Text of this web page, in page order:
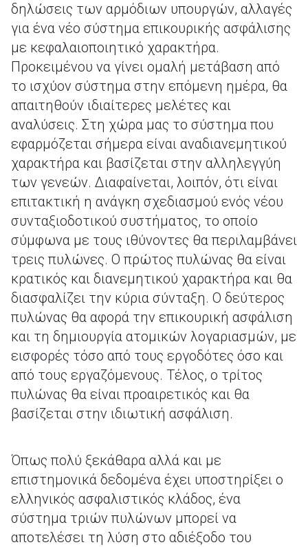
δηλώσεις των αρμόδιων υπουργών, αλλαγές
για ένα νέο σύστημα επικουρικής ασφάλισης
με κεφαλαιοποιητικό χαρακτήρα.
Προκειμένου να γίνει ομαλή μετάβαση από
το ισχύον σύστημα στην επόμενη ημέρα, θα
απαιτηθούν ιδιαίτερες μελέτες και
αναλύσεις. Στη χώρα μας το σύστημα που
εφαρμόζεται σήμερα είναι αναδιανεμητικού
χαρακτήρα και βασίζεται στην αλληλεγγύη
των γενεών. Διαφαίνεται, λοιπόν, ότι είναι
επιτακτική η ανάγκη σχεδιασμού ενός νέου
συνταξιοδοτικού συστήματος, το οποίο
σύμφωνα με τους ιθύνοντες θα περιλαμβάνει
τρεις πυλώνες. Ο πρώτος πυλώνας θα είναι
κρατικός και διανεμητικού χαρακτήρα και θα
διασφαλίζει την κύρια σύνταξη. Ο δεύτερος
πυλώνας θα αφορά την επικουρική ασφάλιση
και τη δημιουργία ατομικών λογαριασμών, με
εισφορές τόσο από τους εργοδότες όσο και
από τους εργαζόμενους. Τέλος, ο τρίτος
πυλώνας θα είναι προαιρετικός και θα
βασίζεται στην ιδιωτική ασφάλιση.
Όπως πολύ ξεκάθαρα αλλά και με
επιστημονικά δεδομένα έχει υποστηρίξει ο
ελληνικός ασφαλιστικός κλάδος, ένα
σύστημα τριών πυλώνων μπορεί να
αποτελέσει τη λύση στο αδιέξοδο του